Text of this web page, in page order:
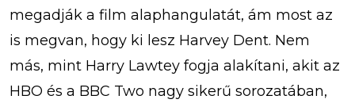
megadják a film alaphangulatát, ám most az
is megvan, hogy ki lesz Harvey Dent. Nem
más, mint Harry Lawtey fogja alakítani, akit az
HBO és a BBC Two nagy sikerű sorozatában,